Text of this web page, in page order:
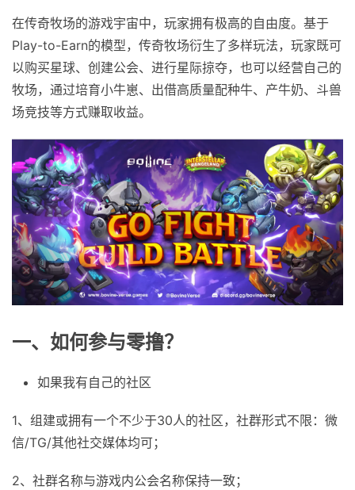
在传奇牧场的游戏宇宙中，玩家拥有极高的自由度。基于
Play-to-Earn的模型，传奇牧场衍生了多样玩法，玩家既可
以购买星球、创建公会、进行星际掠夺，也可以经营自己的
牧场，通过培育小牛崽、出借高质量配种牛、产牛奶、斗兽
场竞技等方式赚取收益。
一、如何参与零撸？
如果我有自己的社区
1、组建或拥有一个不少于30人的社区，社群形式不限：微
信/TG/其他社交媒体均可；
2、社群名称与游戏内公会名称保持一致；